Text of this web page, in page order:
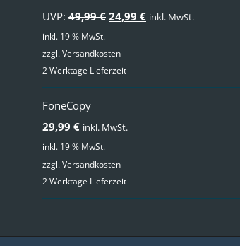
UVP: 49,99€ Ursprünglicher
war:
24,99 €Aktueller
inkl. MwSt.
inkl. 19 % MwSt.
zzgl.Versandkosten
2 Werktage Lieferzeit
FoneCopy
29,99 € inkl. MwSt.
inkl. 19 % MwSt.
zzgl.Versandkosten
2 Werktage Lieferzeit